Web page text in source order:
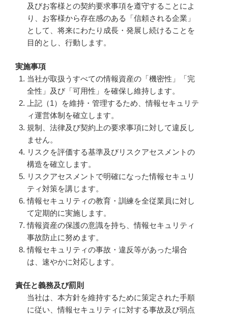
及びお客様との契約要求事項を遵守することによ
り、お客様から存在感のある「信頼される企業」
として、将来にわたり成長・発展し続けることを
目的とし、行動します。
実施事項
当社が取扱うすべての情報資産の「機密性」「完
全性」及び「可用性」を確保し維持します。
上記（1）を維持・管理するため、情報セキュリテ
ィ運営体制を確立します。
規制、法律及び契約上の要求事項に対して違反し
ません。
リスクを評価する基準及びリスクアセスメントの
構造を確立します。
リスクアセスメントで明確になった情報セキュリ
ティ対策を講じます。
情報セキュリティの教育・訓練を全従業員に対し
て定期的に実施します。
情報資産の保護の意識を持ち、情報セキュリティ
事故防止に努めます。
情報セキュリティの事故・違反等があった場合
は、速やかに対応します。
責任と義務及び罰則
当社は、本方針を維持するために策定された手順
に従い、情報セキュリティに対する事故及び弱点